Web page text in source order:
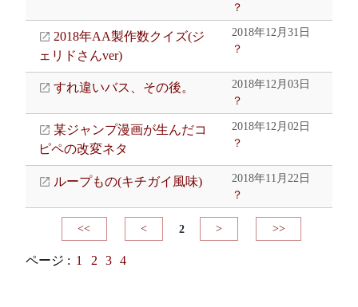
？
2018年AA製作数クイズ(ジ
ェリドさんver)
2018年12月31日
？
すれ違いバス、その後。
2018年12月03日
？
某ジャンプ漫画が生んだコ
ピペの改変ネタ
2018年12月02日
？
ループもの(キチガイ風味)
2018年11月22日
？
<< < 2 > >>
ページ : 1 2 3 4